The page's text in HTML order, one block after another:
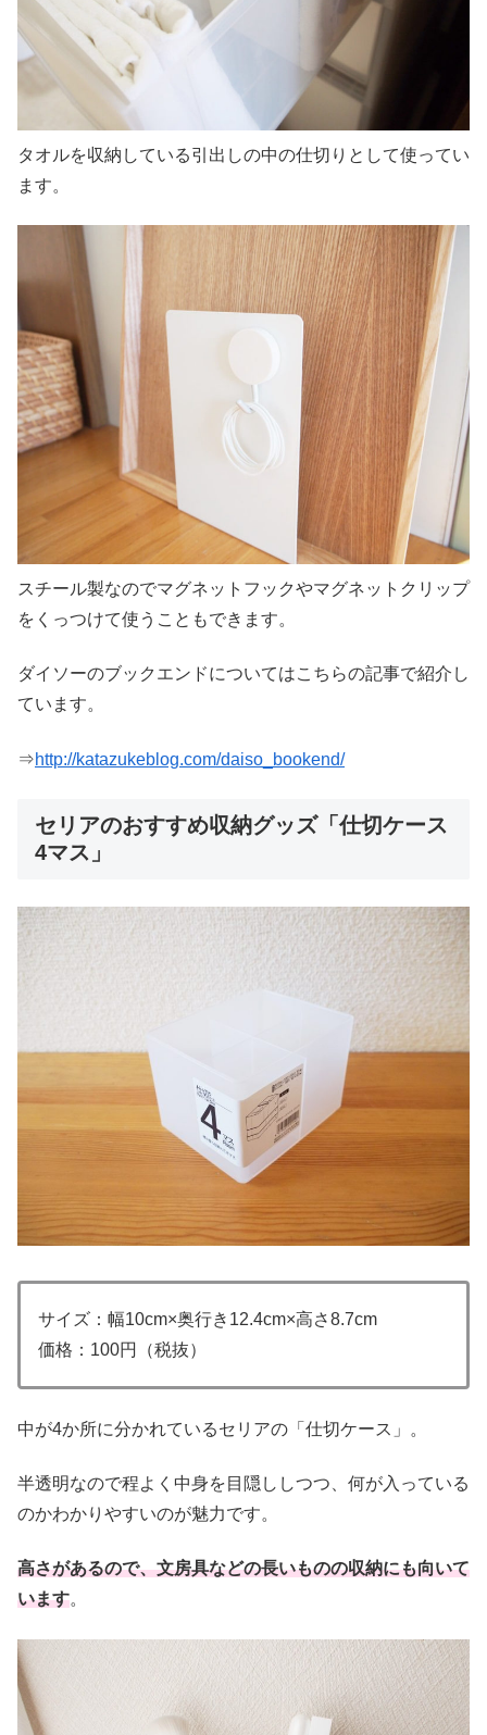
タオルを収納している引出しの中の仕切りとして使ってい
ます。
スチール製なのでマグネットフックやマグネットクリップ
をくっつけて使うこともできます。
ダイソーのブックエンドについてはこちらの記事で紹介し
ています。
⇒http://katazukeblog.com/daiso_bookend/
セリアのおすすめ収納グッズ「仕切ケース
4マス」
サイズ：幅10cm×奥行き12.4cm×高さ8.7cm
価格：100円（税抜）
中が4か所に分かれているセリアの「仕切ケース」。
半透明なので程よく中身を目隠ししつつ、何が入っている
のかわかりやすいのが魅力です。
高さがあるので、文房具などの長いものの収納にも向いて
います。